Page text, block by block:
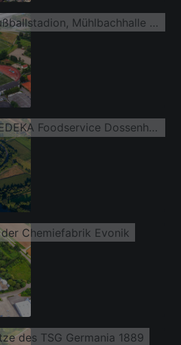
Schauenburghalle Fußballstadion, Mühlbachhalle und Beachvolleyballfelder
Gewerbegebiet mit EDEKA Foodservice Dossenheim
Chemiefabrik Evonik
des TSG Germania 1889